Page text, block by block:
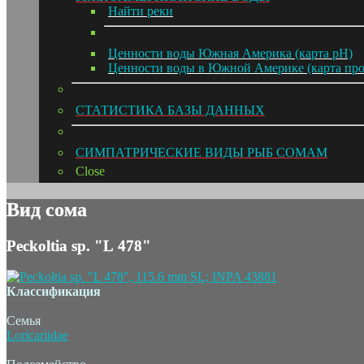
Hайти реки
Ценности воды Южная Америка (карта pH)
Ценности воды в Южной Америке (карта
СТАТИСТИКА БАЗЫ ДАННЫХ
СИМПАТРИЧЕСКИЕ ВИДЫ РЫБ СОМАМ
Close
Вид сома
Peckoltia sp. "L 478"
Классификация
Семья
Loricariidae